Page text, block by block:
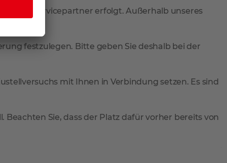
durch Servicepartner erfolgt. Außerhalb unseres
festzulegen. Bitte geben Sie deshalb bei der
mit Ihnen in Verbindung setzen. Es sind
Sie, dass der Platz dafür vorher bereits von